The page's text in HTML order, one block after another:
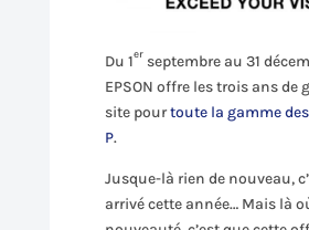
Du 1er septembre au 31
EPSON offre les trois ans de
site pourtoute la gamme
P.
Jusque-là rien de nouveau,
arrivé cette année… Mais là